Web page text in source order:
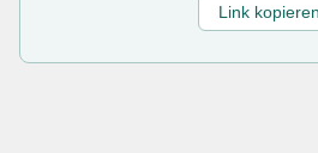
Link kopieren